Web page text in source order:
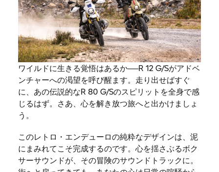
ワイルドに生きる覚悟はあるか──R 12 G/Sがアドベ
ンチャーへの渇望を呼び醒ます。走り出せばすぐ
に、あの伝説的なR 80 G/Sのスピリットを全身で感
じるはず。さあ、心を解き放つ旅へと出かけましょ
う。
このレトロ・エンデューロの純粋なデザインは、泥
にまみれてこそ完成するのです。心を揺さぶるボク
サーサウンドが、その冒険のサウンドトラックに。